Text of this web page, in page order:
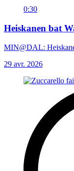
0:30
Heiskanen bat
MIN@DAL:
29 avr. 2026